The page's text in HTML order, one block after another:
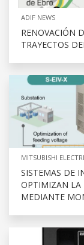
ADIF NEWS
RENOVACIÓN
TRAYECTOS
MITSUBISHI
SISTEMAS DE
OPTIMIZAN LA
MEDIANTE